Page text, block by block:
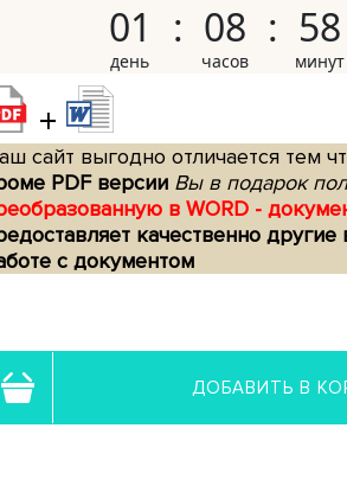
01 08 58
+
сайт выгодно отличается тем
PDF версии Вы в подарок
в WORD -
качественно
с документом
ДОБАВИТЬ В